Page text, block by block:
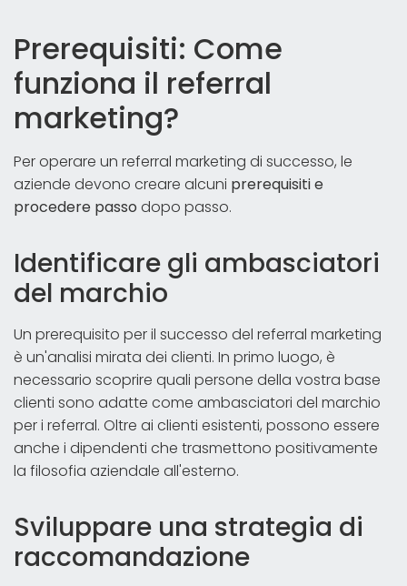
Prerequisiti: Come
funziona il referral
marketing?
Per operare un referral marketing di successo, le
aziende devono creare alcuni prerequisiti e
procedere passo dopo passo.
Identificare gli ambasciatori
del marchio
Un prerequisito per il successo del referral marketing
è un'analisi mirata dei clienti. In primo luogo, è
necessario scoprire quali persone della vostra base
clienti sono adatte come ambasciatori del marchio
per i referral. Oltre ai clienti esistenti, possono essere
anche i dipendenti che trasmettono positivamente
la filosofia aziendale all'esterno.
Sviluppare una strategia di
raccomandazione